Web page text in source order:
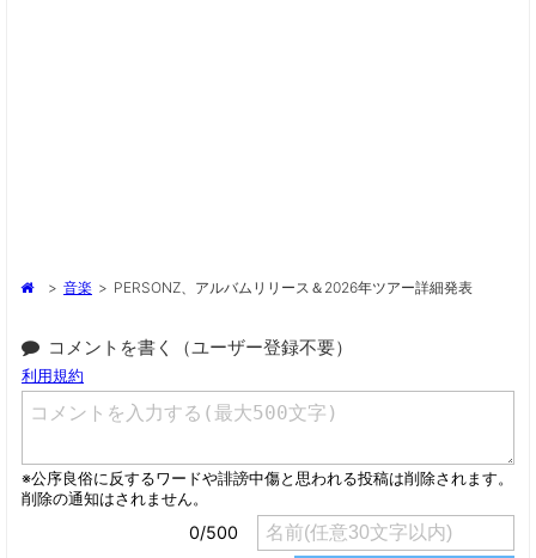
> 音楽 > PERSONZ、アルバムリリース＆2026年ツアー詳細発表
コメントを書く（ユーザー登録不要）